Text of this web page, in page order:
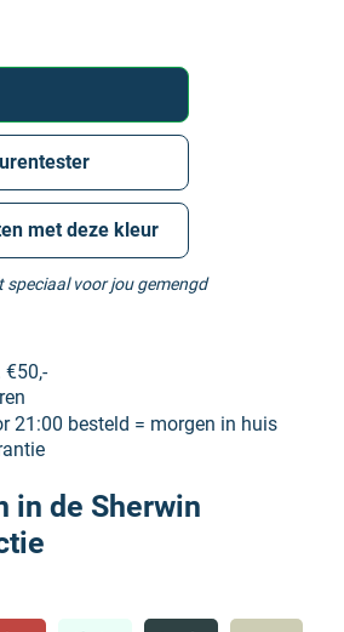
met deze kleur
speciaal voor jou gemengd
€50,-
21:00 besteld = morgen in huis
in de Sherwin